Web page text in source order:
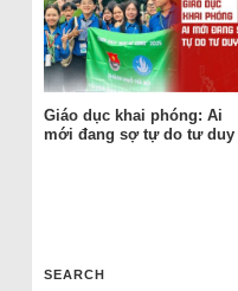
Giáo dục khai phóng: Ai
mới đang sợ tự do tư duy
SEARCH